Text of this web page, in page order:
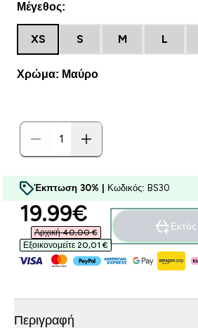
Μέγεθος:
XS S M L
Χρώμα: Μαύρο
Έκπτωση 30% | Κωδικός: BS30
discounted price
19.99€‎
Αρχική 40,00 €‎
Εξοικονομείτε 20,01 €‎
Περιγραφή